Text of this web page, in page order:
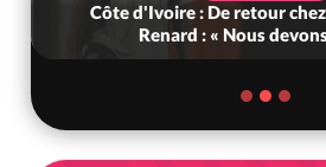
Côte d'Ivoire : De retour
Renard : « Nous